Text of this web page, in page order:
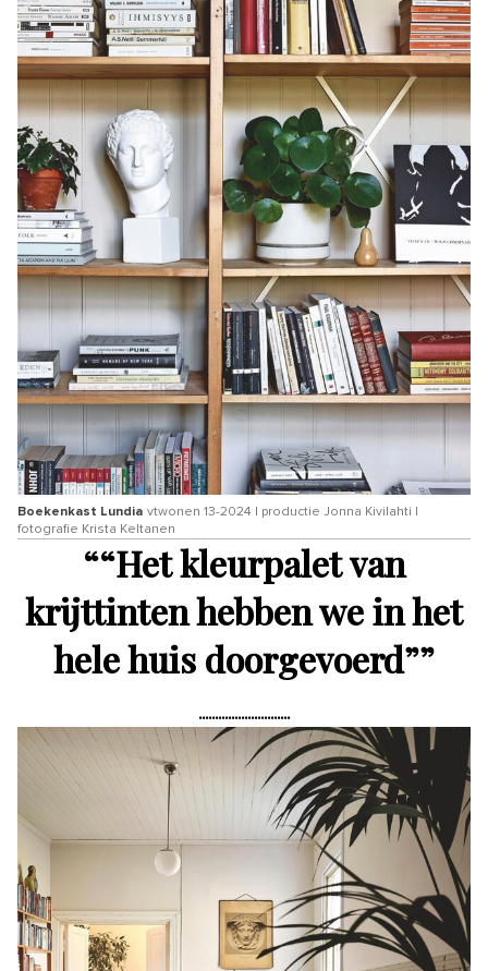
Boekenkast Lundia vtwonen 13-2024 | productie Jonna Kivilahti |
fotografie Krista Keltanen
““Het kleurpalet van
krijttinten hebben we in het
hele huis doorgevoerd””